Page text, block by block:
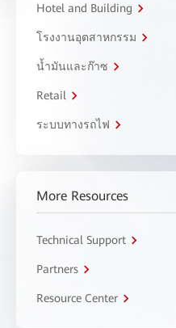
Hotel and Building
โรงงานอุตสาหกรรม
น้ำมันและก๊าซ
Retail
ระบบทางรถไฟ
More Resources
Technical Support
Partners
Resource Center